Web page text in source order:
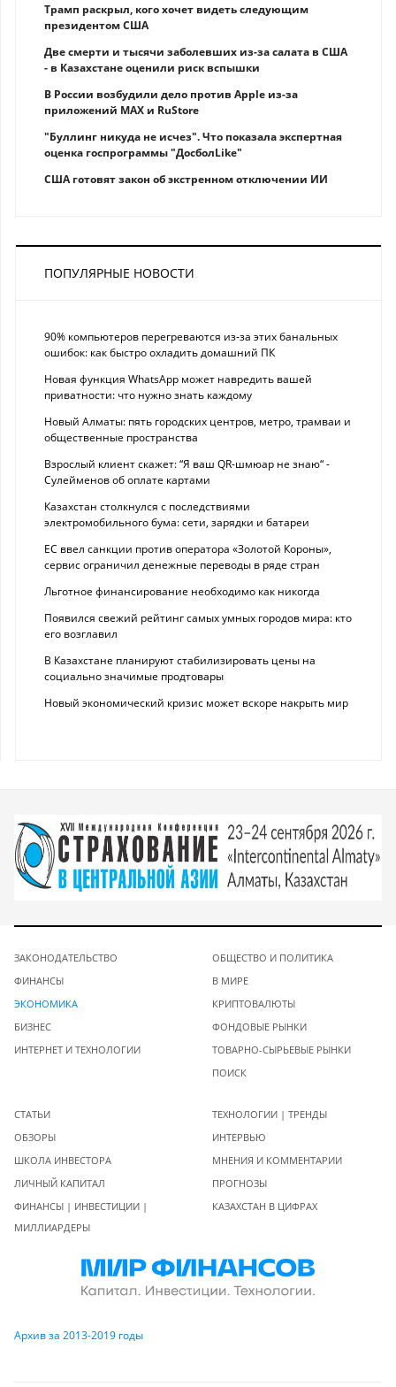
Трамп раскрыл, кого хочет видеть следующим
президентом США
Две смерти и тысячи заболевших из-за салата в США
- в Казахстане оценили риск вспышки
В России возбудили дело против Apple из-за
приложений MAX и RuStore
"Буллинг никуда не исчез". Что показала экспертная
оценка госпрограммы "ДосболLike"
США готовят закон об экстренном отключении ИИ
ПОПУЛЯРНЫЕ НОВОСТИ
90% компьютеров перегреваются из-за этих банальных
ошибок: как быстро охладить домашний ПК
Новая функция WhatsApp может навредить вашей
приватности: что нужно знать каждому
Новый Алматы: пять городских центров, метро, трамваи и
общественные пространства
Взрослый клиент скажет: “Я ваш QR-шмюар не знаю“ -
Сулейменов об оплате картами
Казахстан столкнулся с последствиями
электромобильного бума: сети, зарядки и батареи
ЕС ввел санкции против оператора «Золотой Короны»,
сервис ограничил денежные переводы в ряде стран
Льготное финансирование необходимо как никогда
Появился свежий рейтинг самых умных городов мира: кто
его возглавил
В Казахстане планируют стабилизировать цены на
социально значимые продтовары
Новый экономический кризис может вскоре накрыть мир
ЗАКОНОДАТЕЛЬСТВО
ФИНАНСЫ
ЭКОНОМИКА
БИЗНЕС
ИНТЕРНЕТ И ТЕХНОЛОГИИ
ОБЩЕСТВО И ПОЛИТИКА
В МИРЕ
КРИПТОВАЛЮТЫ
ФОНДОВЫЕ РЫНКИ
ТОВАРНО-СЫРЬЕВЫЕ РЫНКИ
ПОИСК
СТАТЬИ
ОБЗОРЫ
ШКОЛА ИНВЕСТОРА
ЛИЧНЫЙ КАПИТАЛ
ФИНАНСЫ | ИНВЕСТИЦИИ |
МИЛЛИАРДЕРЫ
ТЕХНОЛОГИИ | ТРЕНДЫ
ИНТЕРВЬЮ
МНЕНИЯ И КОММЕНТАРИИ
ПРОГНОЗЫ
КАЗАХСТАН В ЦИФРАХ
Архив за 2013-2019 годы